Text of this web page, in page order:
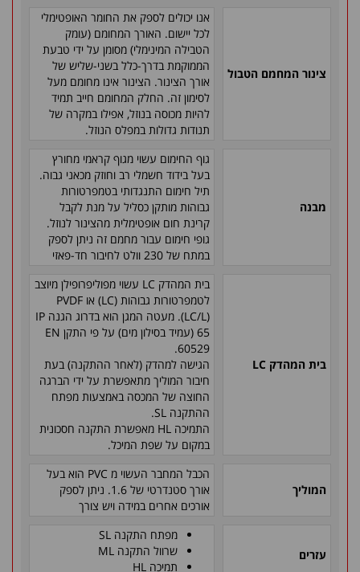
צינור המחמם הטבול
אנו יכולים לספק את החומר האופטימלי
לכל יישום. האורך המחומם (עומק
הטבילה המינימלי) מסומן על ידי טבעת
הממוקמת בדרך-כלל בשני-שליש של
אורך הצינור. הצינור אינו מחומם מעל
לסימון זה. החלק המחומם חייב תמיד
להיות מכוסה בנוזל, אפילו במקרה של
תנודות גדולות במפלס הנוזל.
מבנה
גוף החימום עשוי מגוף קראמי מחורץ
בעל בידוד חשמלי רב וחוזק מכאני גבוה.
תיל חימום התנגדותי בטמפרטורות
גבוהות מותקן כסליל על מנת לקבל
קרינת חום אופטימלית מהצינור לנוזל.
גופי חימום עבור מחמם זה ניתן לספק
במתח של 230 וולט לחיבור חד-פאזי
בית המהדק LC
בית המהדק LC עשוי מפוליפרופילן מיוצב
לטמפרטורות גבוהות (LC) או PVDF
(
LC/L). מעטה המגן הוא בדרוג הגנה IP
65 (עמיד בסילון מים) על פי התקן EN
60529
.
הגישה למהדק (לאחר ההתקנה) בעת
חיבור המוליך מתאפשרת על ידי הברגה
החוצה של המכסה באמצעות מפתח
ההתקנה SL
.
התמיכה HL מאפשרת התקנה חסכונית
במקום על שפת המיכל.
המוליך
הכבל המחבר העשוי מ PVC הוא בעל
אורך סטנדרטי של 1.6. ניתן לספק
אורכים אחרים במידה ויש צורך
עזרים
מפתח התקנה SL
שרוול התקנה ML
תמיכה HL